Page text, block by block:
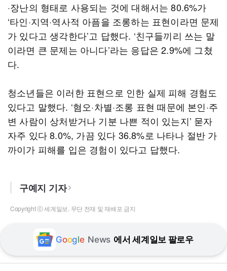
·장난의 형태로 사용되는 것에 대해서는 80.6%가
‘타인·지역·역사적 아픔을 조롱하는 표현이라면 문제
가 있다고 생각한다’고 답했다. ‘친구들끼리 쓰는 말
이라면 큰 문제는 아니다’라는 응답은 2.9%에 그쳤
다.
청소년들은 이러한 표현으로 인한 실제 피해 경험도
있다고 말했다. ‘혐오·차별·조롱 표현 때문에 본인·주
변 사람이 상처받거나 기분 나쁜 적이 있는지’ 묻자
자주 있다 8.0%, 가끔 있다 36.8%로 나타나 절반 가
까이가 피해를 입은 경험이 있다고 답했다.
구예지 기자
Copyright ⓒ 세계일보. 무단 전재 및 재배포 금지
Google News 에서 세계일보 팔로우